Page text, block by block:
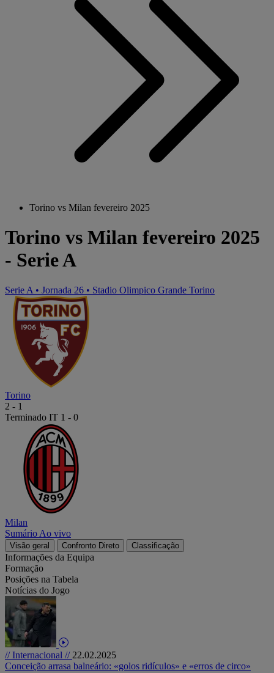
Torino vs Milan fevereiro 2025
Torino vs Milan fevereiro 2025
- Serie A
Serie A • Jornada 26 • Stadio Olimpico Grande Torino
Torino
2 - 1
Terminado IT 1 - 0
Milan
Sumário Ao vivo
Visão geral Confronto Direto Classificação
Informações da Equipa
Formação
Posições na Tabela
Notícias do Jogo
// Internacional // 22.02.2025
Conceição arrasa balneário: «golos ridículos» e «erros de circo»